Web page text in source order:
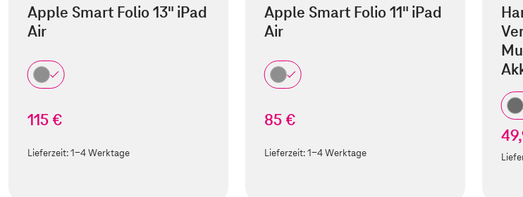
Apple Smart Folio 13" iPad
Air
115 €
Lieferzeit:1-4 Werktage
Apple Smart Folio 11" iPad
Air
85 €
Lieferzeit:1-4 Werktage